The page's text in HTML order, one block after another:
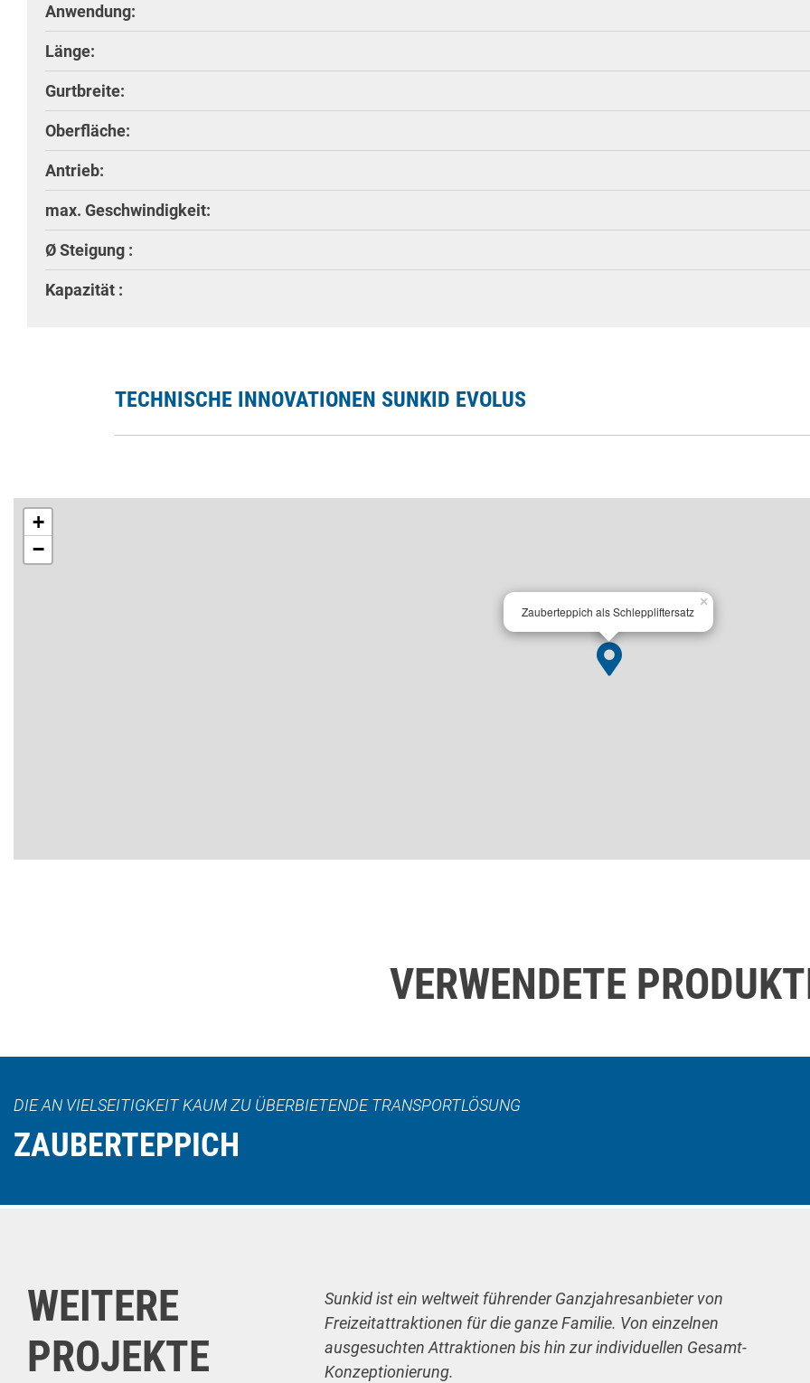
Anwendung:
Länge:
Gurtbreite:
Oberfläche:
Antrieb:
max. Geschwindigkeit:
Ø Steigung :
Kapazität :
TECHNISCHE INNOVATIONEN SUNKID EVOLUS
Zauberteppich als Schleppliftersatz
×
+
−
VERWENDETE
DIE AN VIELSEITIGKEIT KAUM ZU ÜBERBIETENDE TRANSPORTLÖSUNG
ZAUBERTEPPICH
WEITERE
PROJEKTE
Sunkid ist ein weltweit führender Ganzjahresanbieter von
Freizeitattraktionen für die ganze Familie. Von einzelnen
ausgesuchten Attraktionen bis hin zur individuellen Gesamt-
Konzeptionierung.